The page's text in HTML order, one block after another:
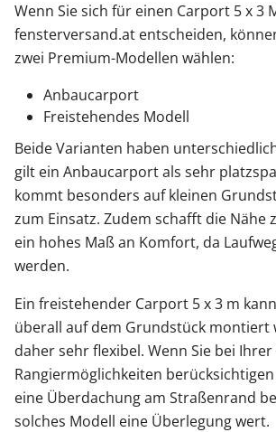
Wenn Sie sich für einen Carport 5 x 3
fensterversand.at entscheiden,
zwei Premium-Modellen wählen:
Anbaucarport
Freistehendes Modell
Beide Varianten haben
gilt ein Anbaucarport als sehr
kommt besonders auf kleinen
zum Einsatz. Zudem schafft die Nähe
ein hohes Maß an Komfort, da
werden.
Ein freistehender Carport 5 x 3 m
überall auf dem Grundstück montiert
daher sehr flexibel. Wenn Sie bei
Rangiermöglichkeiten
eine Überdachung am Straßenrand
solches Modell eine Überlegung wert.